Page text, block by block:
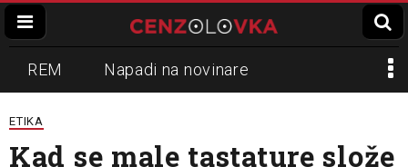
REM Napadi na novinare
Zvučni top
Propaganda Lokalni mediji
ETIKA
Kad se male tastature slože